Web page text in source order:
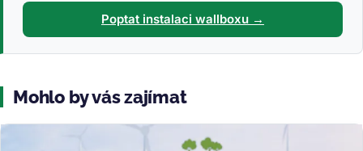
Poptat instalaci wallboxu →
Mohlo by vás zajímat